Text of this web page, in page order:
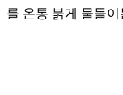
를 온통 붉게 물들
찰진 숭